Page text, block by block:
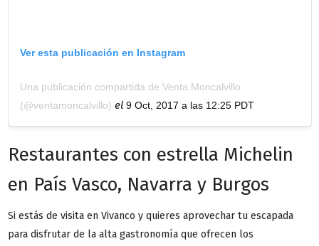
Ver esta publicación en Instagram
Una publicación compartida de Venta Moncalvillo
(@ventamoncalvillo) el 9 Oct, 2017 a las 12:25 PDT
Restaurantes con estrella Michelin
en País Vasco, Navarra y Burgos
Si estás de visita en Vivanco y quieres aprovechar tu escapada
para disfrutar de la alta gastronomía que ofrecen los